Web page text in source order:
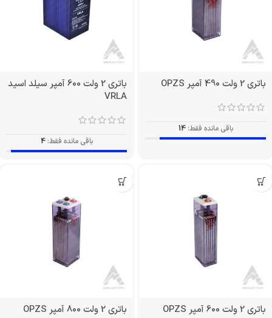
باتری 2 ولت 490 آمپر OPZS
باقی مانده فقط: 14
باتری 2 ولت 600 آمپر سیلد اسید
VRLA
باقی مانده فقط: 4
باتری 2 ولت 600 آمپر OPZS باتری 2 ولت 800 آمپر OPZS